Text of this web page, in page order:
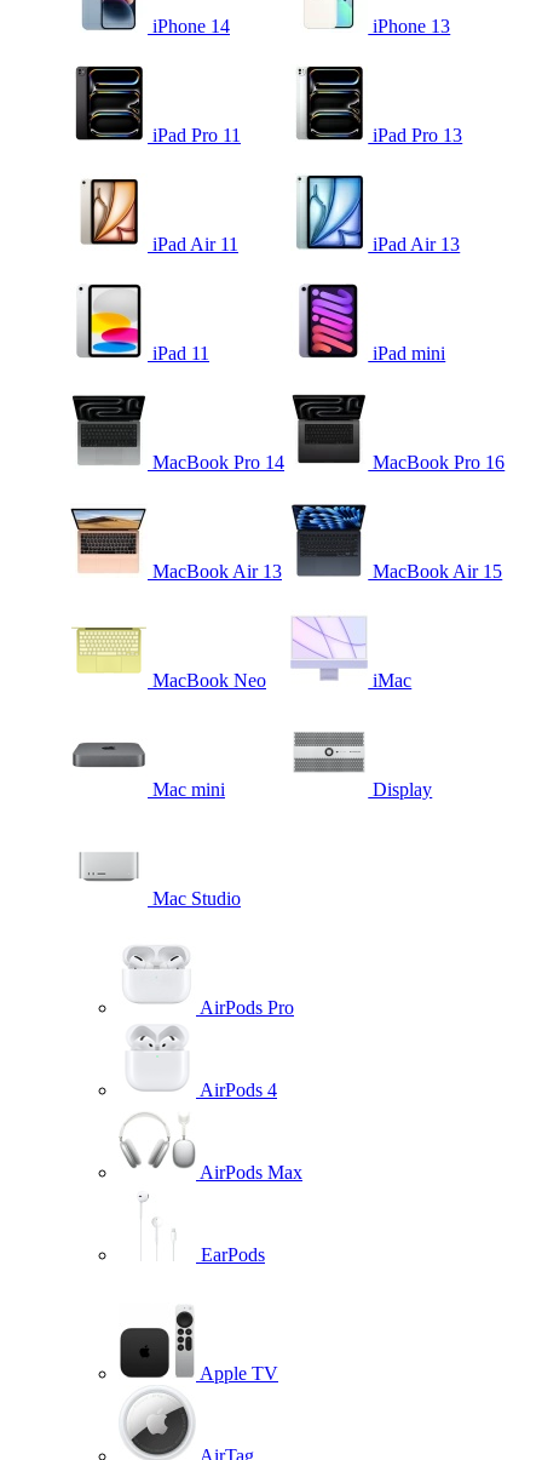
iPhone 14 iPhone 13
iPad Pro 11 iPad Pro 13
iPad Air 11 iPad Air 13
iPad 11 iPad mini
MacBook Pro 14 MacBook Pro 16
MacBook Air 13 MacBook Air 15
MacBook Neo iMac
Mac mini Display
Mac Studio
AirPods Pro
AirPods 4
AirPods Max
EarPods
Apple TV